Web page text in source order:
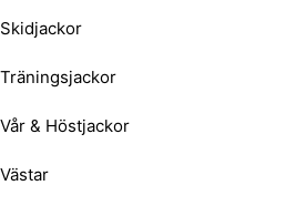
Skidjackor
Träningsjackor
Vår & Höstjackor
Västar